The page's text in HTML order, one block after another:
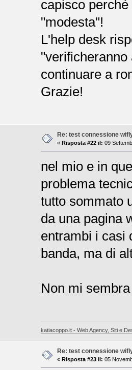
capisco
"modesta"!
L'help desk
continuare a
Grazie!
Re: test connessione
« Risposta #22 il: 09
nel mio e in
problema
tutto sommato
da una pagina
entrambi i casi
banda, ma di
Non mi
katiacoppo.it - Web Agency, Siti e
Re: test connessione
« Risposta #23 il: 05